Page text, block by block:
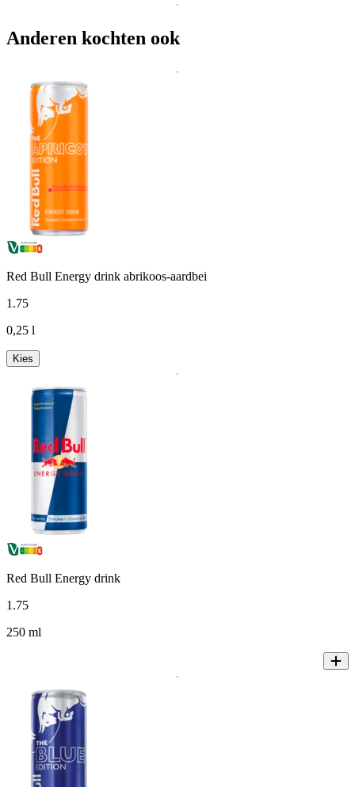
Anderen kochten ook
Red Bull Energy drink abrikoos-aardbei
1 .75
0,25 l
Kies
Red Bull Energy drink
1 .75
250 ml